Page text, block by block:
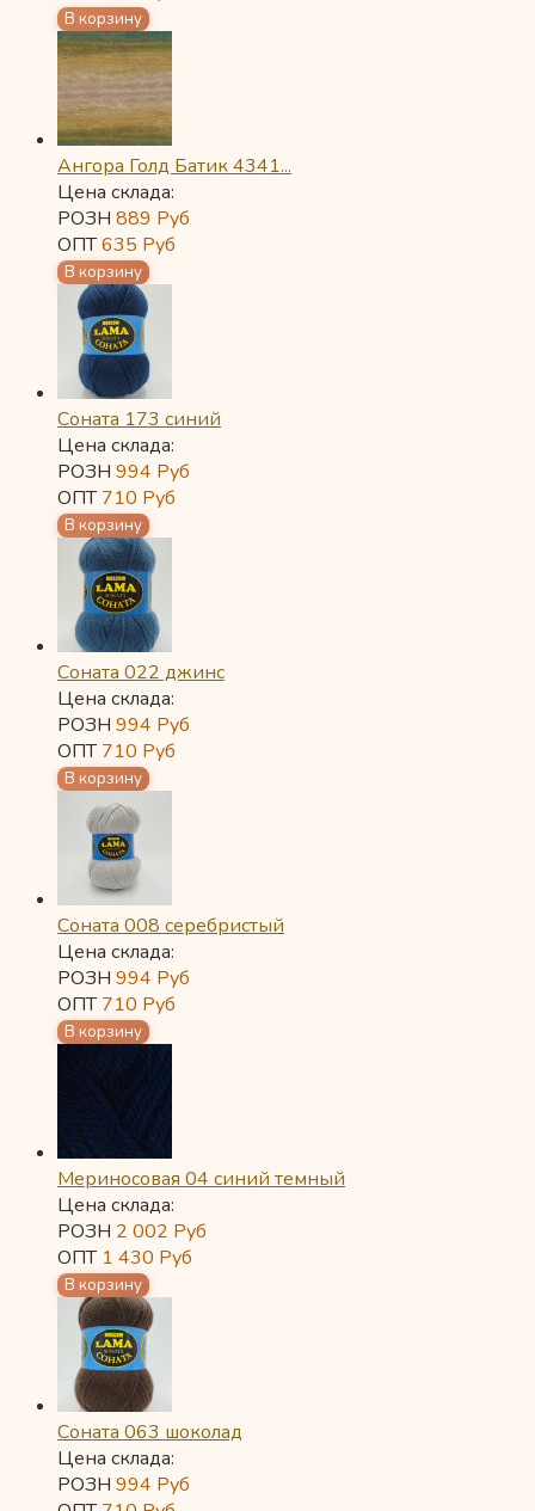
Ангора Голд Батик 4341...
Цена склада:
РОЗН 889 Руб
ОПТ635 Руб
Соната 173 синий
Цена склада:
РОЗН 994 Руб
ОПТ710 Руб
Соната 022 джинс
Цена склада:
РОЗН 994 Руб
ОПТ710 Руб
Соната 008 серебристый
Цена склада:
РОЗН 994 Руб
ОПТ710 Руб
Мериносовая 04 синий темный
Цена склада:
РОЗН 2 002 Руб
ОПТ 1 430 Руб
Соната 063 шоколад
Цена склада:
РОЗН 994 Руб